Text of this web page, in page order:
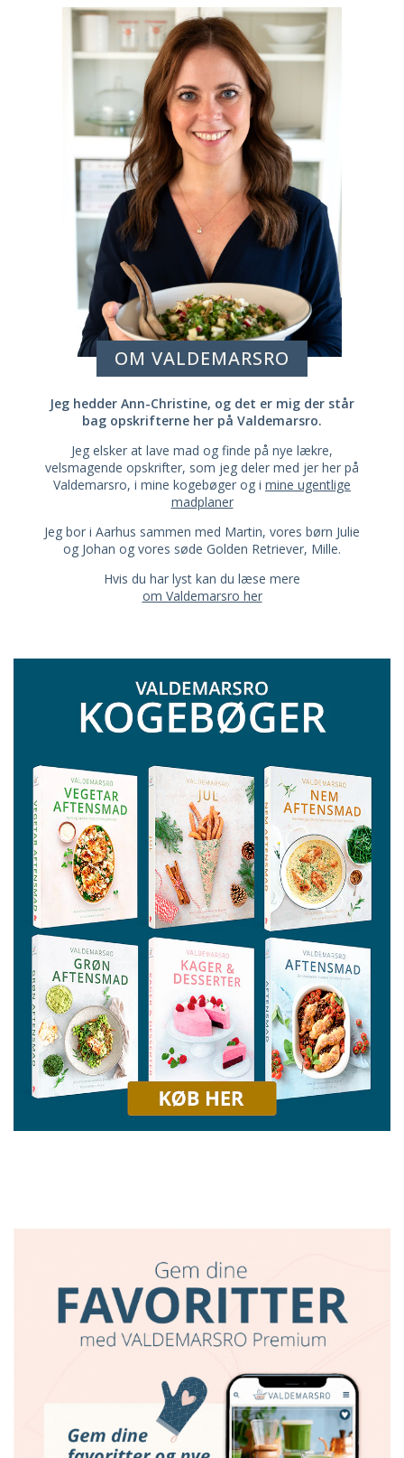
OM VALDEMARSRO
Jeg hedder Ann-Christine, og det er mig der står
bag opskrifterne her på Valdemarsro.
Jeg elsker at lave mad og finde på nye lækre,
velsmagende opskrifter, som jeg deler med jer her på
Valdemarsro, i mine kogebøger og i mine ugentlige
madplaner
Jeg bor i Aarhus sammen med Martin, vores børn Julie
og Johan og vores søde Golden Retriever, Mille.
Hvis du har lyst kan du læse mere
om Valdemarsro her